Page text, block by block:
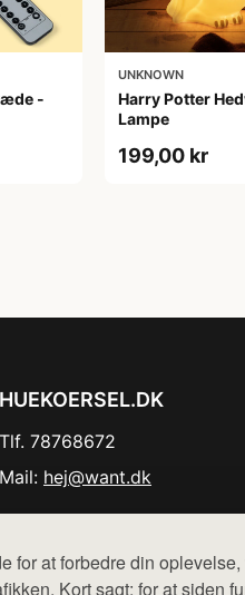
for at forbedre din
Kort sagt: for at siden
-
UNKNOWN
Harry Potter
Lampe
199,00 kr
HUEKOERSEL.DK
Tlf. 78768672
Mail: hej@want.dk